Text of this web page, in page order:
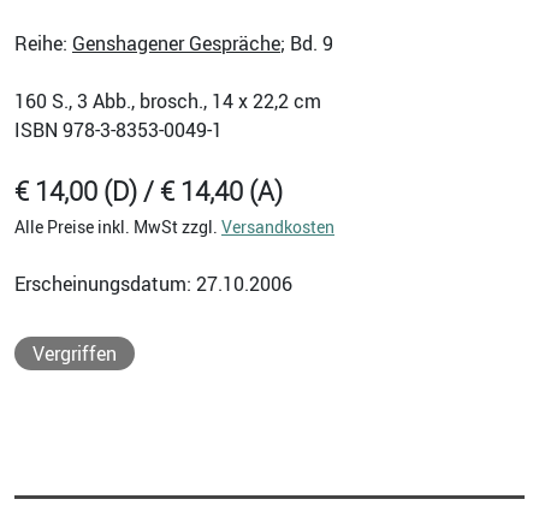
Reihe: Genshagener Gespräche; Bd. 9
160 S., 3 Abb., brosch., 14 x 22,2 cm
ISBN 978-3-8353-0049-1
€ 14,00 (D) / € 14,40 (A)
Alle Preise inkl. MwSt zzgl. Versandkosten
Erscheinungsdatum: 27.10.2006
Vergriffen